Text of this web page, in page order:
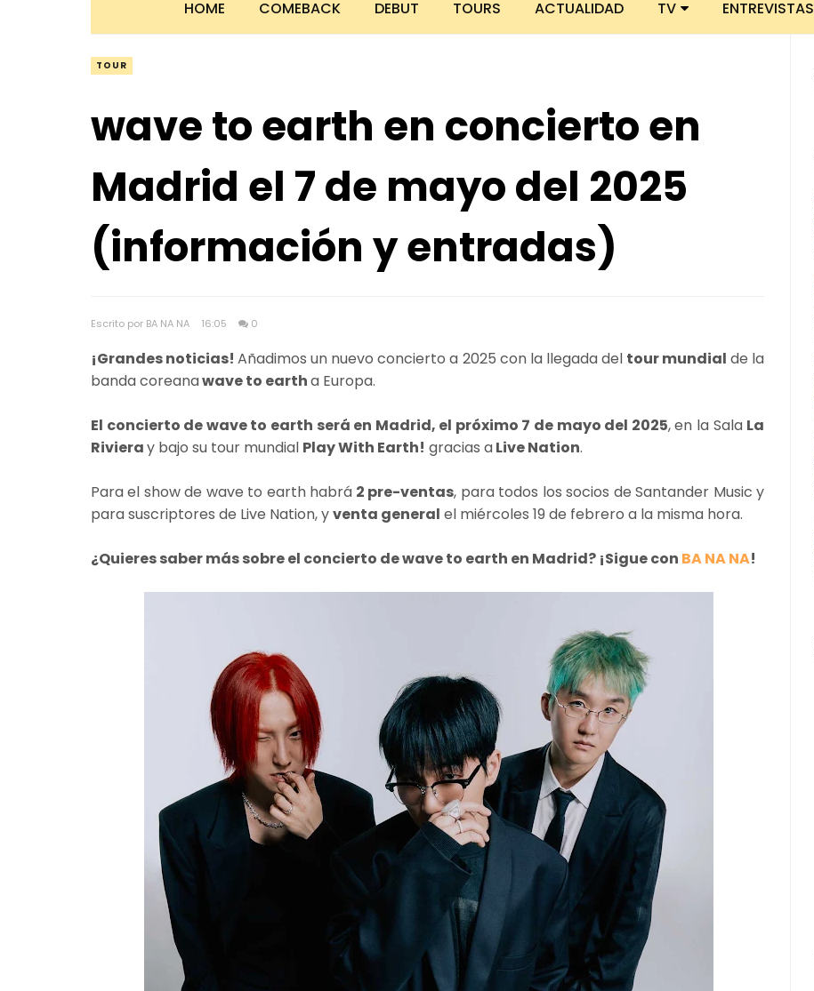
HOME COMEBACK DEBUT TOURS ACTUALIDAD TV ENTREVISTAS
TOUR
wave to earth en concierto en
Madrid el 7 de mayo del 2025
(información y entradas)
Escrito por BA NA NA 16:05 0
¡Grandes noticias!Añadimos un nuevo concierto a 2025 con la llegada del tour mundial de la
banda coreanawave to eartha Europa.
El concierto de wave to earth será en Madrid, el próximo 7 de mayo del 2025, en la Sala La
Rivieray bajo su tour mundial Play With Earth! gracias aLive Nation.
Para el show de wave to earth habrá 2 pre-ventas, para todos los socios de Santander Music y
para suscriptores de Live Nation, yventa general el miércoles 19 de febrero a la misma hora.
¿Quieres saber más sobre el concierto de wave to earth en Madrid? ¡Sigue con BA NA NA!